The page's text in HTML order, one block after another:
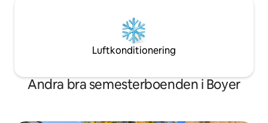
Luftkonditionering
Andra bra semesterboenden i Boyer